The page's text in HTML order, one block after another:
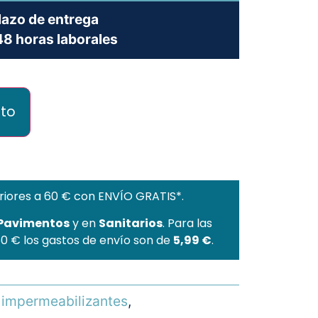
de entrega
horas laborales
a 60 € con ENVÍO GRATIS*.
y en Sanitarios. Para las
€ los gastos de envío son de 5,99 €.
,